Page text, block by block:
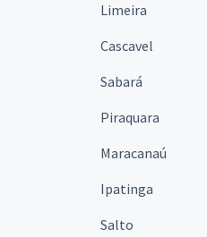
Limeira
Cascavel
Sabará
Piraquara
Maracanaú
Ipatinga
Salto